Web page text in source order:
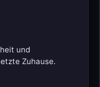
und
Zuhause.